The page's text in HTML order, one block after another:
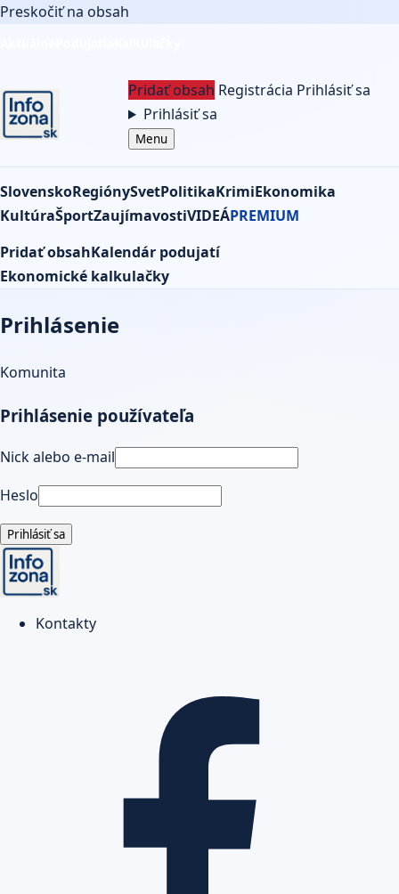
Preskočiť na obsah
Pridať obsah Registrácia Prihlásiť sa
Prihlásiť sa
Menu
SlovenskoRegiónySvetPolitikaKrimiEkonomika
KultúraŠportZaujímavostiVIDEÁPREMIUM
Pridať obsahKalendár podujatí
Ekonomické kalkulačky
Prihlásenie
Komunita
Prihlásenie používateľa
Nick alebo e-mail
Heslo
Prihlásiť sa
Kontakty